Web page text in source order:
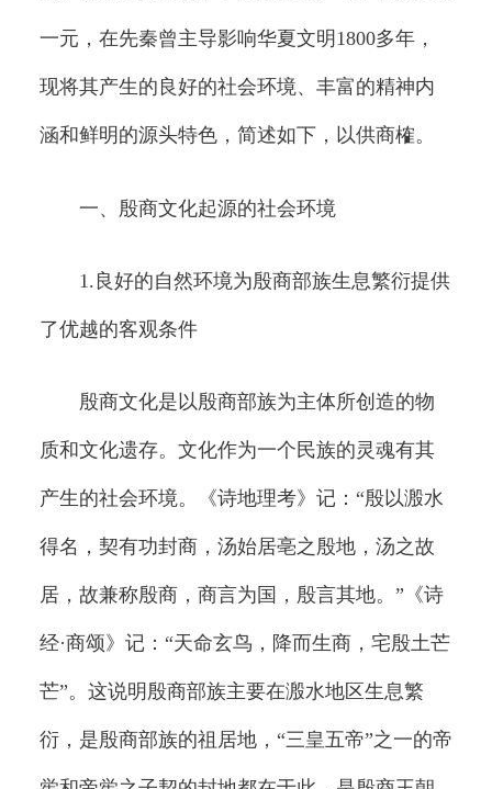
一元，在先秦曾主导影响华夏文明1800多年，
现将其产生的良好的社会环境、丰富的精神内
涵和鲜明的源头特色，简述如下，以供商榷。
一、殷商文化起源的社会环境
1.良好的自然环境为殷商部族生息繁衍提供
了优越的客观条件
殷商文化是以殷商部族为主体所创造的物
质和文化遗存。文化作为一个民族的灵魂有其
产生的社会环境。《诗地理考》记：“殷以溵水
得名，契有功封商，汤始居亳之殷地，汤之故
居，故兼称殷商，商言为国，殷言其地。”《诗
经·商颂》记：“天命玄鸟，降而生商，宅殷土芒
芒”。这说明殷商部族主要在溵水地区生息繁
衍，是殷商部族的祖居地，“三皇五帝”之一的帝